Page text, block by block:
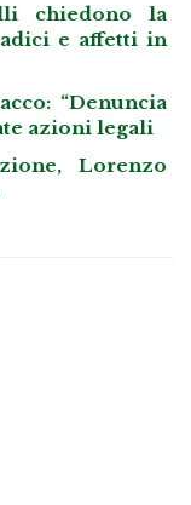
chiedono la
e affetti in
“Denuncia
azioni legali
Lorenzo